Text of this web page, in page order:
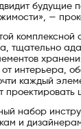
будущие
—
тщательно
от интерьера,
каждый
набор
и